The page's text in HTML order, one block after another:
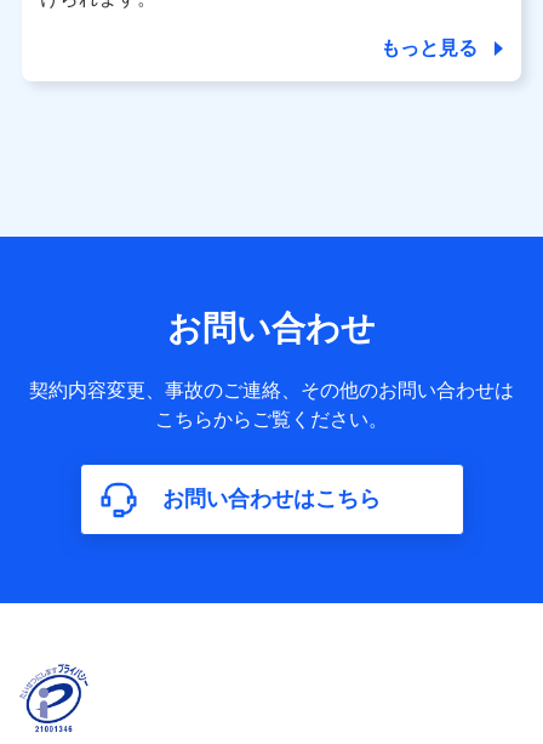
当社又は株式会社NTTドコモが提供する保険関連サービスに
送信履歴などの情報）が含まれます。
約に関する情報。例として、保険契約者及び被保険者の氏
名、住所、生年月日、性別、保険契約者と被保険者の関係、
保険加入の目的、保険商品の内容、保険料、保険料のお支払
年数などの情報、ペットの種類や年齢などの情報などが含ま
れます。
【共同して利用する者の範囲】
株式会社NTTドコモ
当社又は株式会社NTTドコモが提供する保険関連サービスに
おけるユーザ登録受付および管理のため
当社又は株式会社NTTドコモと取引のあるもしくは委託を受
もっと見る
お問い合わせ
契約内容変更、事故のご連絡、その他のお問い合わせは
こちらからご覧ください。
お問い合わせはこちら